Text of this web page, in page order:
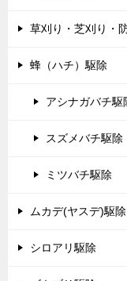
草刈り・芝刈り・
蜂（ハチ）駆除
アシナガバチ駆
スズメバチ駆除
ミツバチ駆除
ムカデ(ヤスデ)駆除
シロアリ駆除